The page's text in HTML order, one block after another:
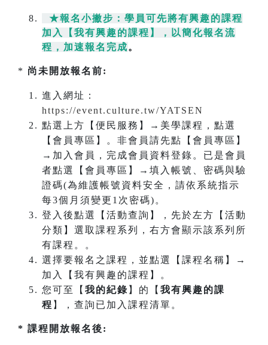
★報名小撇步：學員可先將有興趣的課程
加入【我有興趣的課程】，以簡化報名流
程，加速報名完成。
* 尚未開放報名前:
進入網址：
https://event.culture.tw/YATSEN
點選上方【便民服務】→美學課程，點選
【會員專區】。非會員請先點【會員專區】
→加入會員，完成會員資料登錄。已是會員
者點選【會員專區】→填入帳號、密碼與驗
證碼(為維護帳號資料安全，請依系統指示
每3個月須變更1次密碼)。
登入後點選【活動查詢】，先於左方【活動
分類】選取課程系列，右方會顯示該系列所
有課程。。
選擇要報名之課程，並點選【課程名稱】→
加入【我有興趣的課程】。
您可至【 我的紀錄 】的【 我有興趣的課
程 】，查詢已加入課程清單。
* 課程開放報名後: